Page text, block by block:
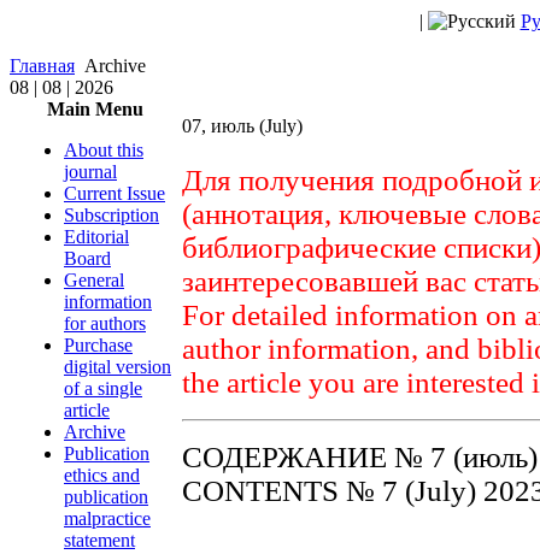
|
Главная Archive
08 | 08 | 2026
Main Menu
About this
journal
Current Issue
Subscription
Editorial
Board
General
information
for authors
Purchase
digital version
of a single
article
Archive
Publication
ethics and
publication
malpractice
statement
07, июль (July)
Для получения подробной
(аннотация, ключевые
библиографические
заинтересовавшей вас
For detailed information on
author information, and
the article you are interested
СОДЕРЖАНИЕ № 7 (июль)
CONTENTS № 7 (July)